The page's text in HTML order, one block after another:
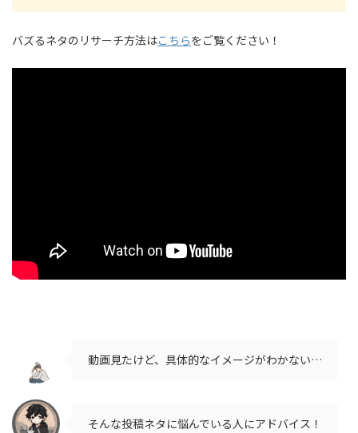
バズるネタのリサーチ方法はこちらをご覧ください！
動画見たけど、具体的なイメージがわかない…
そんな投稿ネタに悩んでいる人にアドバイス！